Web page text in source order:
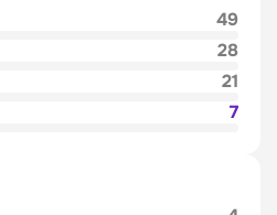
49
28
21
7